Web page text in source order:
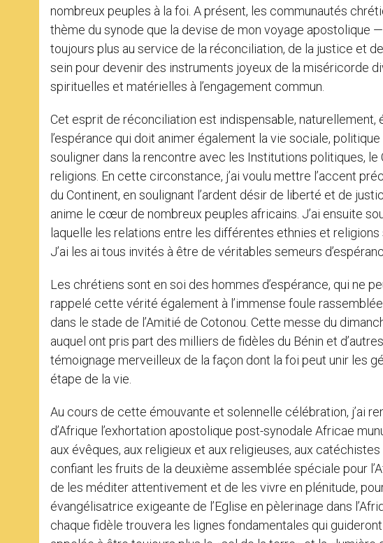
nombreux peuples à la foi. A présent, les communautés
thème du synode que la devise de mon voyage apostolique
toujours plus au service de la réconciliation, de la justice et
sein pour devenir des instruments joyeux de la miséricorde
spirituelles et matérielles à l’engagement commun.
Cet esprit de réconciliation est indispensable, naturellement,
l’espérance qui doit animer également la vie sociale,
souligner dans la rencontre avec les Institutions politiques,
religions. En cette circonstance, j’ai voulu mettre l’accent
du Continent, en soulignant l’ardent désir de liberté et de
anime le cœur de nombreux peuples africains. J’ai ensuite
laquelle les relations entre les différentes ethnies et
J’ai les ai tous invités à être de véritables semeurs
Les chrétiens sont en soi des hommes d’espérance, qui ne
rappelé cette vérité également à l’immense foule
dans le stade de l’Amitié de Cotonou. Cette messe du
auquel ont pris part des milliers de fidèles du Bénin et
témoignage merveilleux de la façon dont la foi peut unir les
étape de la vie.
Au cours de cette émouvante et solennelle célébration, j’ai
d’Afrique l’exhortation apostolique post-synodale Africae
aux évêques, aux religieux et aux religieuses, aux
confiant les fruits de la deuxième assemblée spéciale pour
de les méditer attentivement et de les vivre en plénitude,
évangélisatrice exigeante de l’Eglise en pèlerinage dans
chaque fidèle trouvera les lignes fondamentales qui